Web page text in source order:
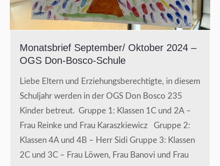
Monatsbrief September/ Oktober 2024 –
OGS Don-Bosco-Schule
Liebe Eltern und Erziehungsberechtigte, in diesem
Schuljahr werden in der OGS Don Bosco 235
Kinder betreut. Gruppe 1: Klassen 1C und 2A –
Frau Reinke und Frau Karaszkiewicz Gruppe 2:
Klassen 4A und 4B – Herr Sidi Gruppe 3: Klassen
2C und 3C – Frau Löwen, Frau Banovi und Frau